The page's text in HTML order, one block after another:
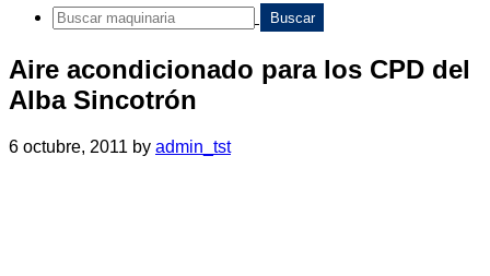
Aire acondicionado para los CPD del
Alba Sincotrón
6 octubre, 2011 by admin_tst